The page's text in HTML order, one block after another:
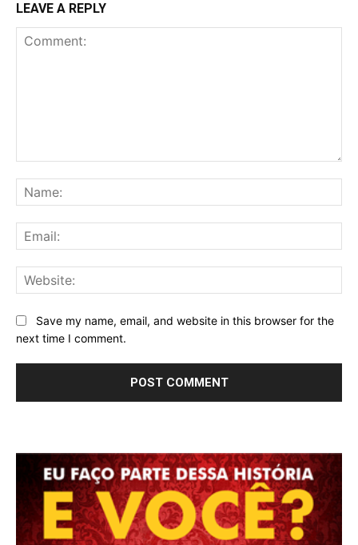
LEAVE A REPLY
Save my name, email, and website in this browser for the
next time I comment.